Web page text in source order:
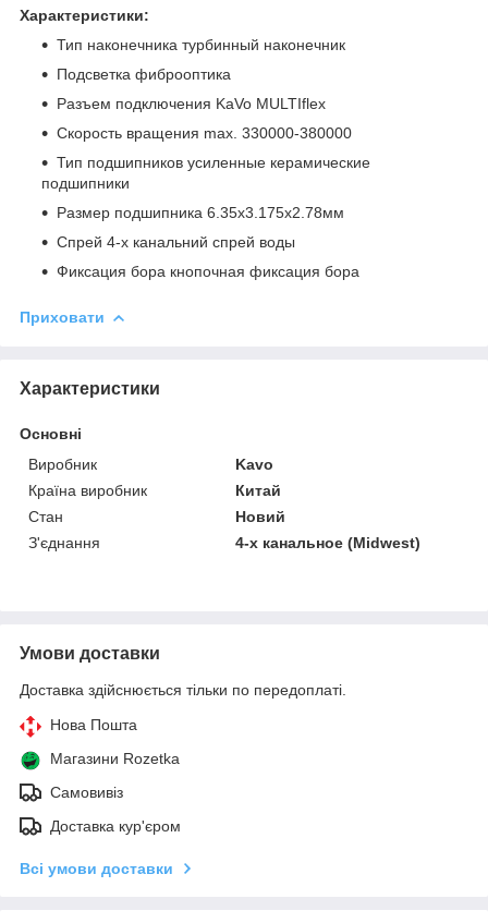
Характеристики:
Тип наконечника турбинный наконечник
Подсветка фиброоптика
Разъем подключения KaVo MULTIflex
Скорость вращения max. 330000-380000
Тип подшипников усиленные керамические
подшипники
Размер подшипника 6.35х3.175х2.78мм
Спрей 4-х канальний спрей воды
Фиксация бора кнопочная фиксация бора
Приховати
Характеристики
Основні
Виробник
Kavo
Країна виробник
Китай
Стан
Новий
З'єднання
4-х канальное (Midwest)
Умови доставки
Доставка здійснюється тільки по передоплаті.
Нова Пошта
Магазини Rozetka
Самовивіз
Доставка кур'єром
Всі умови доставки